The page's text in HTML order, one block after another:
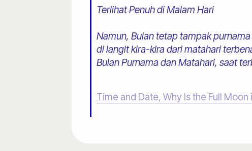
Terlihat Penuh di Malam Hari
Namun, Bulan tetap tampak
di langit kira-kira dari matahari
Bulan Purnama dan Matahari, saat
Time and Date, Why Is the Full